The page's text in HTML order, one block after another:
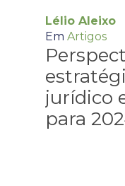
Lélio Aleixo
Em Artigos
jurídico
para